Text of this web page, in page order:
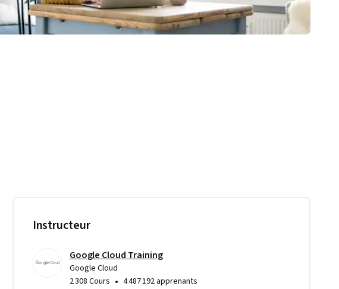
Instructeur
Google Cloud Training
Google Cloud
2 308 Cours • 4 487 192 apprenants